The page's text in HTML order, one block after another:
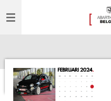
Passer
au